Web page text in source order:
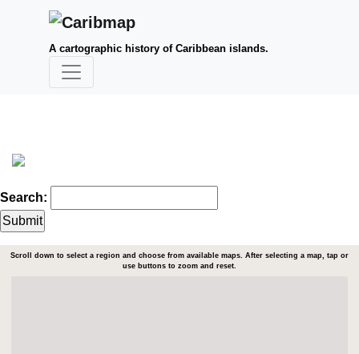
A cartographic history of Caribbean islands.
Search:
Scroll down to select a region and choose from available maps. After selecting a map, tap or
use buttons to zoom and reset.